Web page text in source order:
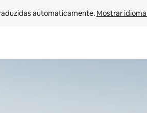
automaticamente. Mostrar